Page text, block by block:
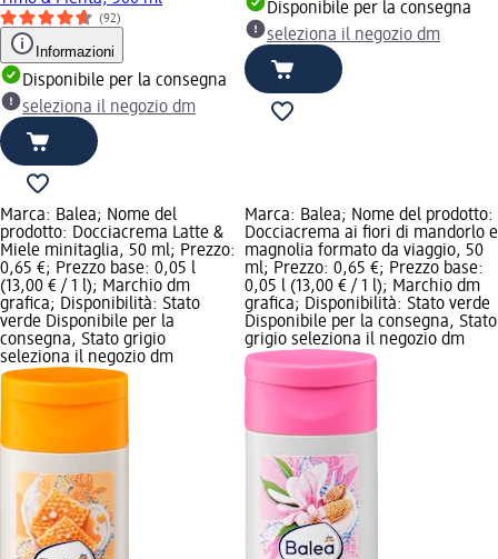
(92)
Informazioni
Disponibile per la consegna
seleziona il negozio dm
Disponibile per la consegna
seleziona il negozio dm
Marca: Balea; Nome del
prodotto: Docciacrema Latte &
Miele minitaglia, 50 ml; Prezzo:
0,65 €; Prezzo base: 0,05 l
(13,00 € / 1 l); Marchio dm
grafica; Disponibilità: Stato
verde Disponibile per la
consegna, Stato grigio
seleziona il negozio dm
Marca: Balea; Nome del prodotto:
Docciacrema ai fiori di mandorlo e
magnolia formato da viaggio, 50
ml; Prezzo: 0,65 €; Prezzo base:
0,05 l (13,00 € / 1 l); Marchio dm
grafica; Disponibilità: Stato verde
Disponibile per la consegna, Stato
grigio seleziona il negozio dm